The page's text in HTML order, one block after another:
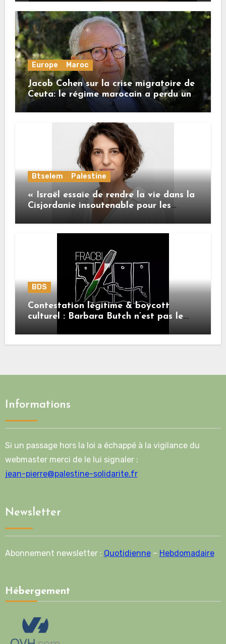
Europe Maroc
Jacob Cohen sur la crise migratoire de
Ceuta: le régime marocain a perdu une
bonne part de sa crédibilité vis-à-vis
Btselem Palestine
« Israël essaie de rendre la vie dans la
Cisjordanie insoutenable pour les
BDS
Contestation légitime & boycott
culturel : Barbara Butch n’est pas le
Informations
Si un passage hors la loi a échappé à la vigilance du
webmaster merci de le lui signaler :
jean-pierre@palestine-solidarite.fr
Newsletter
Abonnement newsletter : Quotidienne– Hebdomadaire
Hébergement